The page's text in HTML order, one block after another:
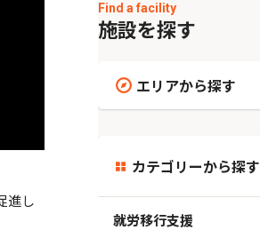
進し
Find a facility
施設を探す
エリアから探す
カテゴリーから探す
就労移行支援